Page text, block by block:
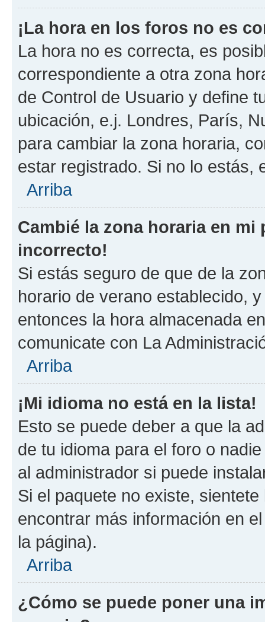
¡La hora en los foros no es
La hora no es correcta, es
correspondiente a otra zona
de Control de Usuario y define
ubicación, e.j. Londres, París,
para cambiar la zona horaria,
estar registrado. Si no lo estás,
Arriba
Cambié la zona horaria en
incorrecto!
Si estás seguro de que de la
horario de verano establecido,
entonces la hora almacenada
comunicate con La
Arriba
¡Mi idioma no está en la lista!
Esto se puede deber a que la
de tu idioma para el foro o
al administrador si puede
Si el paquete no existe,
encontrar más información en
la página).
Arriba
¿Cómo se puede poner una